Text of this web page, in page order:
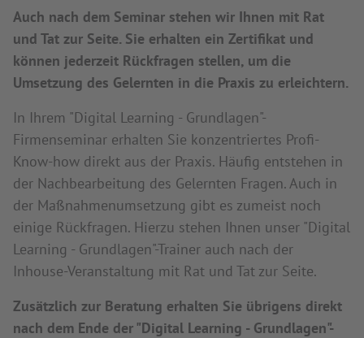
Auch nach dem Seminar stehen wir Ihnen mit Rat
und Tat zur Seite. Sie erhalten ein Zertifikat und
können jederzeit Rückfragen stellen, um die
Umsetzung des Gelernten in die Praxis zu erleichtern.
In Ihrem "Digital Learning - Grundlagen"-
Firmenseminar erhalten Sie konzentriertes Profi-
Know-how direkt aus der Praxis. Häufig entstehen in
der Nachbearbeitung des Gelernten Fragen. Auch in
der Maßnahmenumsetzung gibt es zumeist noch
einige Rückfragen. Hierzu stehen Ihnen unser "Digital
Learning - Grundlagen"-Trainer auch nach der
Inhouse-Veranstaltung mit Rat und Tat zur Seite.
Zusätzlich zur Beratung erhalten Sie übrigens direkt
nach dem Ende der "Digital Learning - Grundlagen"-